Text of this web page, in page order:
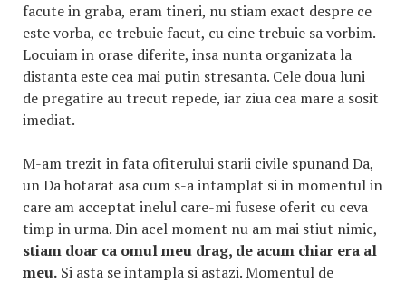
facute in graba, eram tineri, nu stiam exact despre ce
este vorba, ce trebuie facut, cu cine trebuie sa vorbim.
Locuiam in orase diferite, insa nunta organizata la
distanta este cea mai putin stresanta. Cele doua luni
de pregatire au trecut repede, iar ziua cea mare a sosit
imediat.
M-am trezit in fata ofiterului starii civile spunand Da,
un Da hotarat asa cum s-a intamplat si in momentul in
care am acceptat inelul care-mi fusese oferit cu ceva
timp in urma. Din acel moment nu am mai stiut nimic,
stiam doar ca omul meu drag, de acum chiar era al
meu. Si asta se intampla si astazi. Momentul de